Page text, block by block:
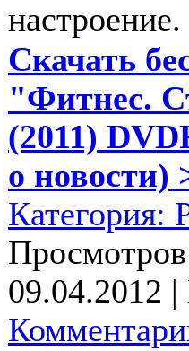
настроение.
Скачать
"Фитнес.
(2011)
о новости)
Категория:
09.04.2012 |